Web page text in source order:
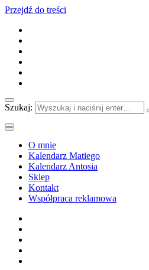
Przejdź do treści
Szukaj:
O mnie
Kalendarz Matiego
Kalendarz Antosia
Sklep
Kontakt
Współpraca reklamowa